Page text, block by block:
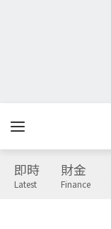
即時
Latest
財金
Finance